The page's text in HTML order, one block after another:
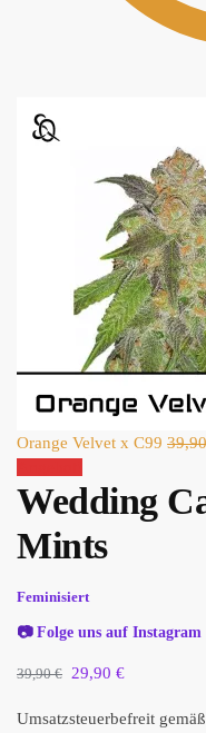
Orange Velvet x C99
Wedding
Mints
Feminisiert
📷Folge uns auf Instagram
39,90€ 29,90 €
Umsatzsteuerbefreit